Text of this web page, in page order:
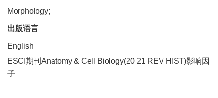
Morphology;
出版语言
English
ESCI期刊Anatomy & Cell Biology(20 21 REV HIST)影响因
子